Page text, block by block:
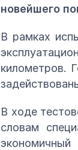
новейшего
В рамках
километров.
В ходе
словам
экономичный